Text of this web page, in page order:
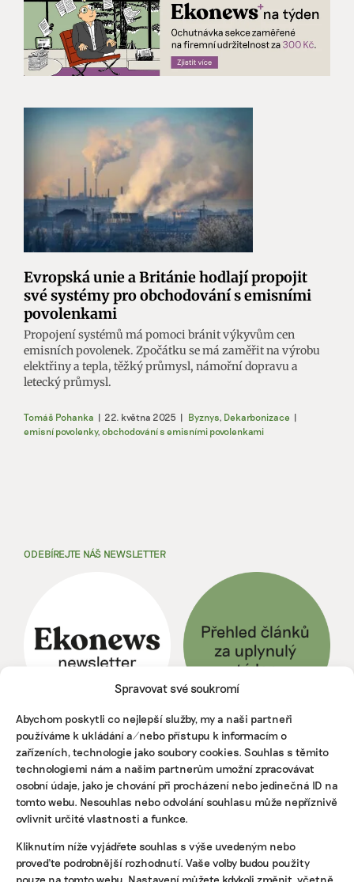
Spravovat své soukromí
Abychom poskytli co nejlepší služby, my a naši partneři
používáme k ukládání a/nebo přístupu k informacím o
zařízeních, technologie jako soubory cookies. Souhlas s těmito
technologiemi nám a našim partnerům umožní zpracovávat
osobní údaje, jako je chování při procházení nebo jedinečná ID na
tomto webu. Nesouhlas nebo odvolání souhlasu může nepříznivě
ovlivnit určité vlastnosti a funkce.
Kliknutím níže vyjádřete souhlas s výše uvedeným nebo
proveďte podrobnější rozhodnutí. Vaše volby budou použity
pouze na tomto webu. Nastavení můžete kdykoli změnit, včetně
Evropská unie a Británie hodlají propojit
své systémy pro obchodování s emisními
povolenkami
Propojení systémů má pomoci bránit výkyvům cen
emisních povolenek. Zpočátku se má zaměřit na výrobu
elektřiny a tepla, těžký průmysl, námořní dopravu a
letecký průmysl.
Tomáš Pohanka | 22. května 2025 | Byznys, Dekarbonizace |
emisní povolenky, obchodování s emisními povolenkami
ODEBÍREJTE NÁŠ NEWSLETTER
NEJNOVĚJŠÍ PODCAST
Martin Abel
Chceme získat desítky milionů na
udržitelnost, říká právník Abel. Po střetu s
Turkem rozjíždí fond s podporou
Přihlásit odběr